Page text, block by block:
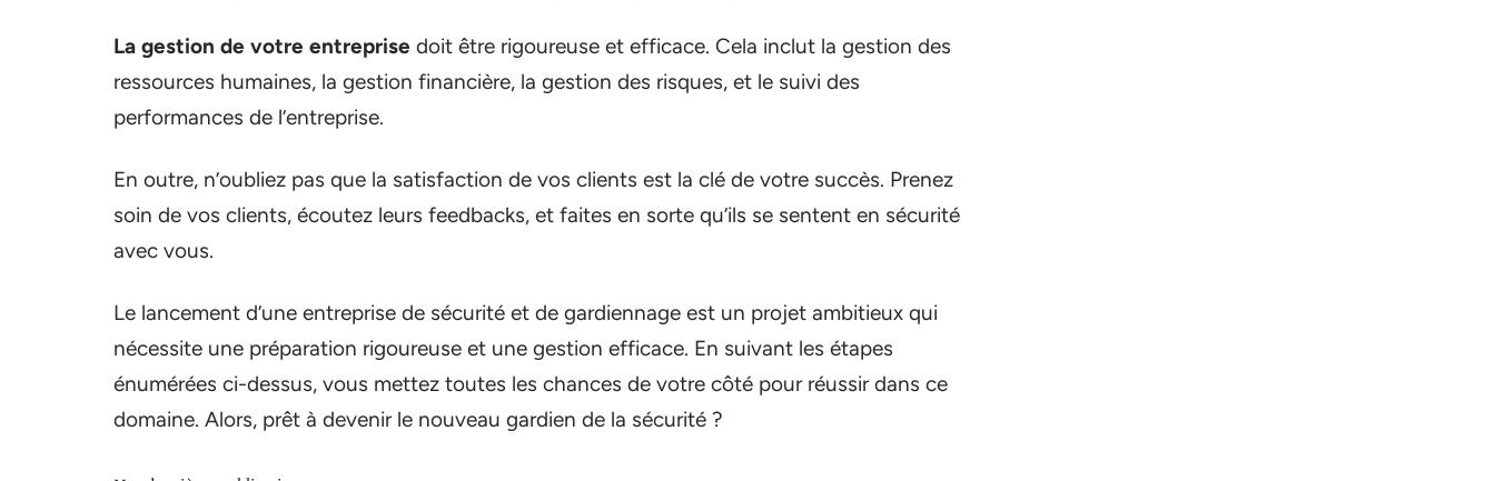
La gestion de votre entreprise doit être rigoureuse et efficace. Cela inclut la gestion des
ressources humaines, la gestion financière, la gestion des risques, et le suivi des
performances de l’entreprise.
En outre, n’oubliez pas que la satisfaction de vos clients est la clé de votre succès. Prenez
soin de vos clients, écoutez leurs feedbacks, et faites en sorte qu’ils se sentent en sécurité
avec vous.
Le lancement d’une entreprise de sécurité et de gardiennage est un projet ambitieux qui
nécessite une préparation rigoureuse et une gestion efficace. En suivant les étapes
énumérées ci-dessus, vous mettez toutes les chances de votre côté pour réussir dans ce
domaine. Alors, prêt à devenir le nouveau gardien de la sécurité ?